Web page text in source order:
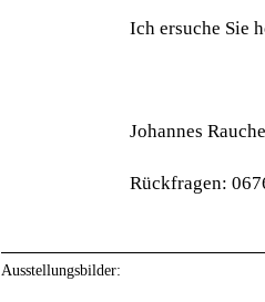
Ich ersuche Sie
Johannes
Rückfragen:
Ausstellungsbilder: